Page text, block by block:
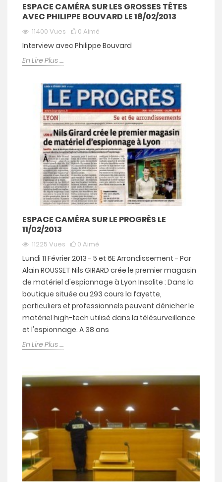
ESPACE CAMÉRA SUR LES GROSSES TÊTES
AVEC PHILIPPE BOUVARD LE 18/02/2013
11400 Vues 0 Aimé
Interview avec Philippe Bouvard
En Lire Plus ....
ESPACE CAMÉRA SUR LE PROGRÈS LE
11/02/2013
11225 Vues 0 Aimé
Lundi 11 Février 2013 - 5 et 6E Arrondissement - Par
Alain ROUSSET Nils GIRARD crée le premier magasin
de matériel d'espionnage à Lyon Insolite : Dans la
boutique située au 293 cours la fayette,
particuliers et professionnels peuvent dénicher le
matériel high-tech utilisé dans la télésurveillance
et l'espionnage. A 38 ans
En Lire Plus ....